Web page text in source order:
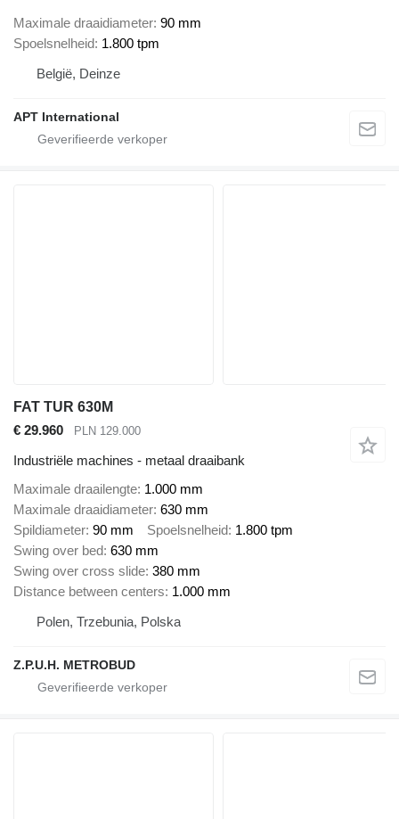
Maximale draaidiameter 90 mm
Spoelsnelheid 1.800 tpm
België, Deinze
APT International
FAT TUR 630M
€ 29.960
PLN 129.000
Industriële machines - metaal draaibank
Maximale draailengte 1.000 mm
Maximale draaidiameter 630 mm
Spildiameter 90 mm Spoelsnelheid 1.800 tpm
Swing over bed 630 mm
Swing over cross slide 380 mm
Distance between centers 1.000 mm
Polen, Trzebunia, Polska
Z.P.U.H. METROBUD